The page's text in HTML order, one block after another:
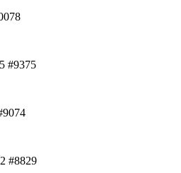
#9375
#8829